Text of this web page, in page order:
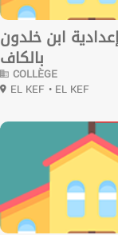
ابن خلدون
بالكاف
COLLÈGE
EL KEF • EL KEF